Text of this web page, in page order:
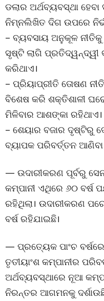
ଡଲାର ଅର୍ଥବ୍ୟବସ୍ଥା
ନିମ୍ନଲିଖିତ ଦିଗ ଉପରେ
– ବ୍ୟବସାୟ ଅନୁକୂଳ ନୀତିକୁ
ସୃଷ୍ଟି ଲାଗି
କରିଥାଏ।
– ପ୍ରିୟାପ୍ରୀତି ତୋଷଣ
ବିଶେଷ କରି ଶକ୍ତିଶାଳୀ
ମିଳିବାର ଆଶଙ୍କା ରହିଥାଏ।
– ଶେୟାର ବଜାର ଦୃଷ୍ଟିରୁ
ବ୍ୟାପକ ପରିବର୍ତ୍ତନ
— ଉଦାରୀକରଣ ପୂର୍ବରୁ
କମ୍ପାନୀ ଏଥିରେ ୬୦ ବର୍ଷ
ରହିଥିଲା। ଉଦାରୀକରଣ
ବର୍ଷ ରହିଯାଇଛି।
— ପ୍ରତ୍ୟେକ ପାଂଚ
ତୃତୀୟାଂଶ କମ୍ପାନୀର
ଅର୍ଥବ୍ୟବସ୍ଥାରେ ନୂଆ
ନିରନ୍ତର ଆଗମନକୁ